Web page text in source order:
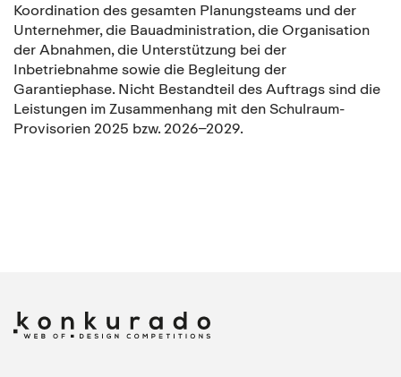
Koordination des gesamten Planungsteams und der
Unternehmer, die Bauadministration, die Organisation
der Abnahmen, die Unterstützung bei der
Inbetriebnahme sowie die Begleitung der
Garantiephase. Nicht Bestandteil des Auftrags sind die
Leistungen im Zusammenhang mit den Schulraum-
Provisorien 2025 bzw. 2026–2029.